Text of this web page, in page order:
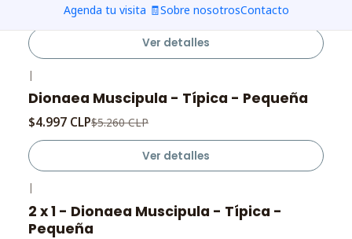
Agenda tu visita 🧾Sobre nosotrosContacto
$11.305 CLP$11.900 CLP
Ver detalles
-5%
|
Dionaea Muscipula - Típica - Pequeña
$4.997 CLP$5.260 CLP
Ver detalles
Agotado
|
2 x 1 - Dionaea Muscipula - Típica -
Pequeña